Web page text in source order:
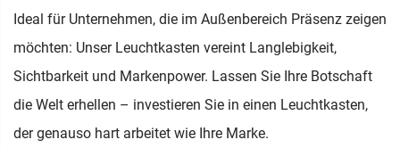
Ideal für Unternehmen, die im Außenbereich Präsenz zeigen
möchten: Unser Leuchtkasten vereint Langlebigkeit,
Sichtbarkeit und Markenpower. Lassen Sie Ihre Botschaft
die Welt erhellen – investieren Sie in einen Leuchtkasten,
der genauso hart arbeitet wie Ihre Marke.